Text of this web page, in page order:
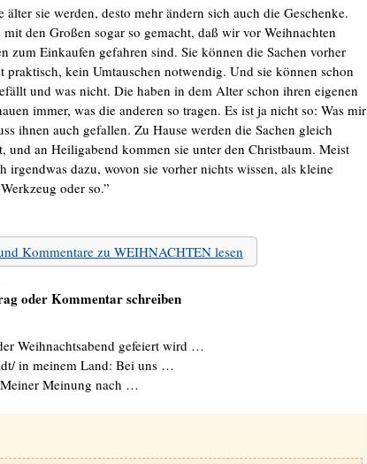
älter sie werden, desto mehr ändern sich auch die Geschenke.
den Großen sogar so gemacht, daß wir vor Weihnachten
zum Einkaufen gefahren sind. Sie können die Sachen vorher
praktisch, kein Umtauschen notwendig. Und sie können schon
und was nicht. Die haben in dem Alter schon ihren eigenen
immer, was die anderen so tragen. Es ist ja nicht so: Was mir
ihnen auch gefallen. Zu Hause werden die Sachen gleich
und an Heiligabend kommen sie unter den Christbaum. Meist
irgendwas dazu, wovon sie vorher nichts wissen, als kleine
oder so.”
Kommentare zu WEIHNACHTEN lesen
oder Kommentar schreiben
Weihnachtsabend gefeiert wird …
in meinem Land: Bei uns …
Meinung nach …